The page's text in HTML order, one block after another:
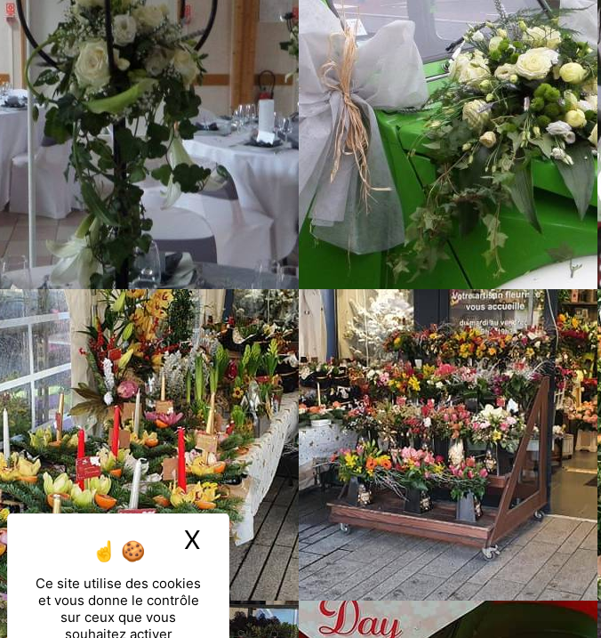
Ce site utilise des cookies
et vous donne le contrôle
sur ceux que vous
souhaitez activer
X Masquer le bandeau des cookies